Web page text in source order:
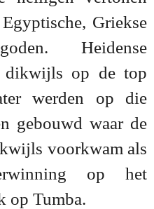
Griekse
Heidense
dikwijls op de top
werden op die
gebouwd waar de
voorkwam als
op het
op Tumba.